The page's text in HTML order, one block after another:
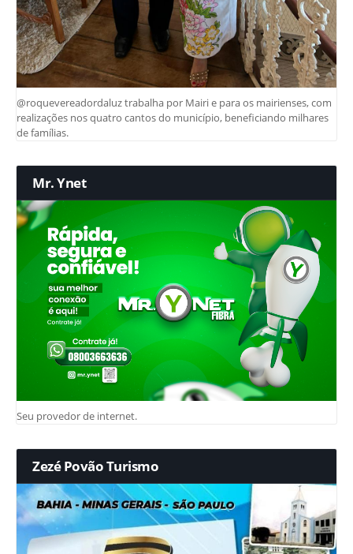
@roquevereadordaluz trabalha por Mairi e para os mairienses, com
realizações nos quatro cantos do município, beneficiando milhares
de famílias.
Mr. Ynet
Seu provedor de internet.
Zezé Povão Turismo